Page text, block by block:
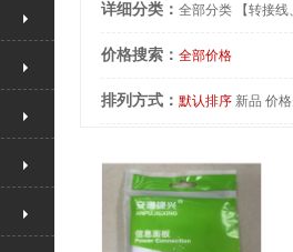
详细分类： 全部分类 【转接
价格搜索： 全部价格
排列方式： 默认排序 新品 价